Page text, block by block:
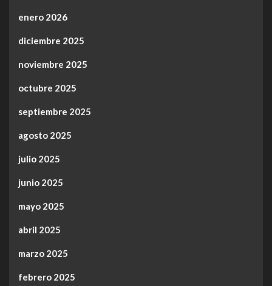
enero 2026
diciembre 2025
noviembre 2025
octubre 2025
septiembre 2025
agosto 2025
julio 2025
junio 2025
mayo 2025
abril 2025
marzo 2025
febrero 2025